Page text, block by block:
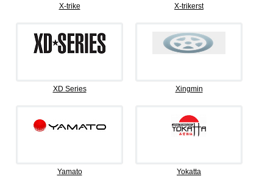
X-trike X-trikerst
XD Series Xingmin
Yamato Yokatta